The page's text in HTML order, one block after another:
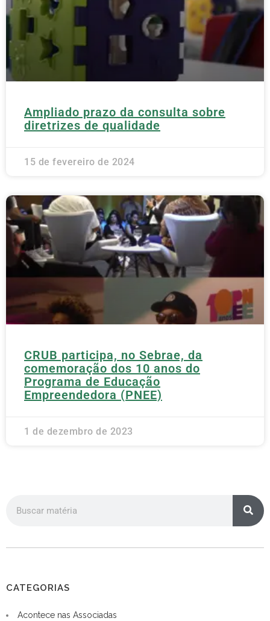
Ampliado prazo da consulta sobre
diretrizes de qualidade
15 de fevereiro de 2024
CRUB participa, no Sebrae, da
comemoração dos 10 anos do
Programa de Educação
Empreendedora (PNEE)
1 de dezembro de 2023
CATEGORIAS
Acontece nas Associadas